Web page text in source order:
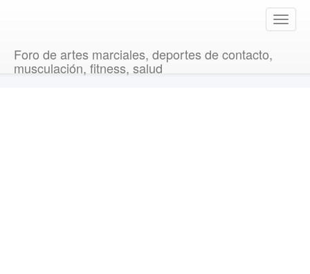
T
o
Foro de artes marciales, deportes de contacto,
musculación, fitness, salud